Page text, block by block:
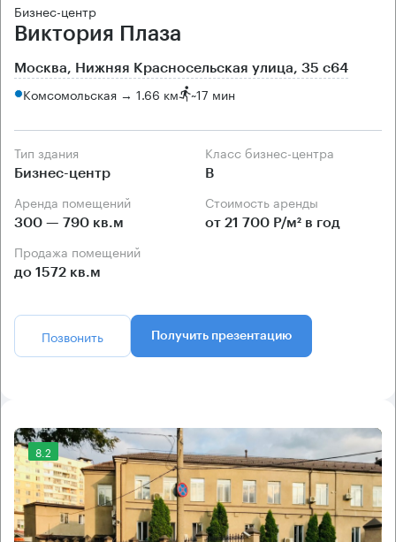
Бизнес-центр
Виктория Плаза
Москва, Нижняя Красносельская улица, 35 с64
Комсомольская → 1.66 км ~17 мин
Тип здания
Бизнес-центр
Класс бизнес-центра
B
Аренда помещений
300 — 790 кв.м
Стоимость аренды
от 21 700 Р/м² в год
Продажа помещений
до 1572 кв.м
Позвонить Получить презентацию
8.2